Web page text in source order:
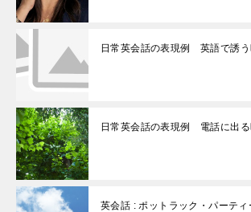
日常英会話の表現例 英語で誘
日常英会話の表現例 電話に出
英会話 : ポットラック・パーテ